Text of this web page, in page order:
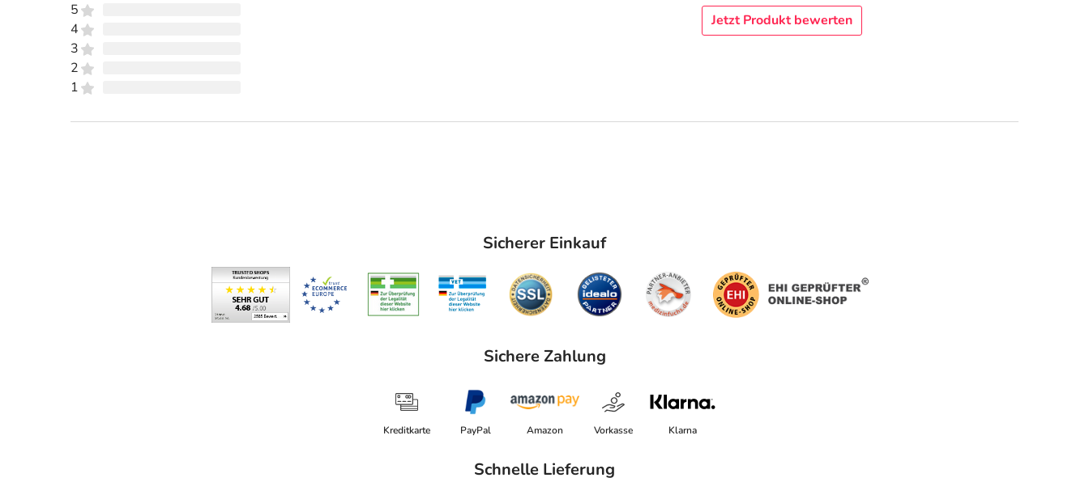
5
4
3
2
1
Jetzt Produkt bewerten
Sicherer Einkauf
Sichere Zahlung
Kreditkarte PayPal Amazon Vorkasse Klarna
Schnelle Lieferung